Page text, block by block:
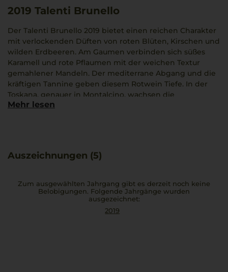
2019 Talenti Brunello
Der Talenti Brunello 2019 bietet einen reichen Charakter
mit verlockenden Düften von roten Blüten, Kirschen und
wilden Erdbeeren. Am Gaumen verbinden sich süßes
Karamell und rote Pflaumen mit der weichen Textur
gemahlener Mandeln. Der mediterrane Abgang und die
kräftigen Tannine geben diesem Rotwein Tiefe. In der
Toskana, genauer in Montalcino, wachsen die
Sangiovese-Grosso-Trauben auf den sonnenreichen
Mehr lesen
Auszeichnungen (5)
Zum ausgewählten Jahrgang gibt es derzeit noch keine
Belobigungen. Folgende Jahrgänge wurden
ausgezeichnet:
2019